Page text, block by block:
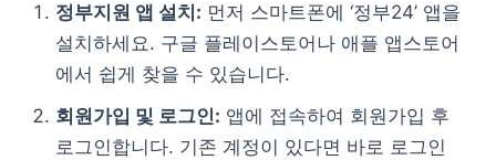
정부지원 앱 설치: 먼저 스마트폰에 ‘정부24’ 앱을
설치하세요. 구글 플레이스토어나 애플 앱스토어
에서 쉽게 찾을 수 있습니다.
회원가입 및 로그인: 앱에 접속하여 회원가입 후
로그인합니다. 기존 계정이 있다면 바로 로그인